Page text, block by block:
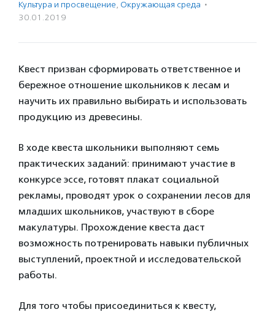
Культура и просвещение, Окружающая среда ·
30.01.2019
Квест призван сформировать ответственное и
бережное отношение школьников к лесам и
научить их правильно выбирать и использовать
продукцию из древесины.
В ходе квеста школьники выполняют семь
практических заданий: принимают участие в
конкурсе эссе, готовят плакат социальной
рекламы, проводят урок о сохранении лесов для
младших школьников, участвуют в сборе
макулатуры. Прохождение квеста даст
возможность потренировать навыки публичных
выступлений, проектной и исследовательской
работы.
Для того чтобы присоединиться к квесту,